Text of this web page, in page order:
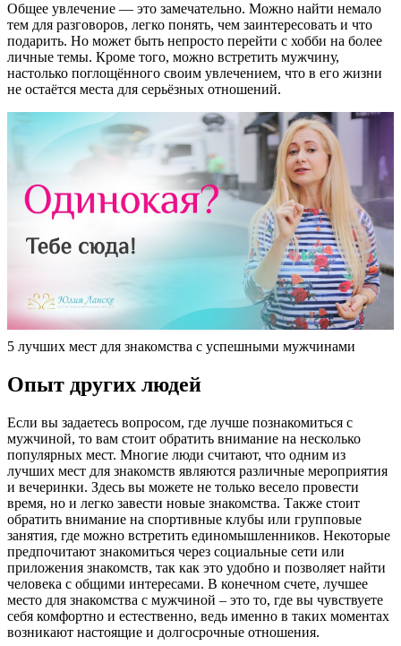
Общее увлечение — это замечательно. Можно найти немало
тем для разговоров, легко понять, чем заинтересовать и что
подарить. Но может быть непросто перейти с хобби на более
личные темы. Кроме того, можно встретить мужчину,
настолько поглощённого своим увлечением, что в его жизни
не остаётся места для серьёзных отношений.
5 лучших мест для знакомства с успешными мужчинами
Опыт других людей
Если вы задаетесь вопросом, где лучше познакомиться с
мужчиной, то вам стоит обратить внимание на несколько
популярных мест. Многие люди считают, что одним из
лучших мест для знакомств являются различные мероприятия
и вечеринки. Здесь вы можете не только весело провести
время, но и легко завести новые знакомства. Также стоит
обратить внимание на спортивные клубы или групповые
занятия, где можно встретить единомышленников. Некоторые
предпочитают знакомиться через социальные сети или
приложения знакомств, так как это удобно и позволяет найти
человека с общими интересами. В конечном счете, лучшее
место для знакомства с мужчиной – это то, где вы чувствуете
себя комфортно и естественно, ведь именно в таких моментах
возникают настоящие и долгосрочные отношения.